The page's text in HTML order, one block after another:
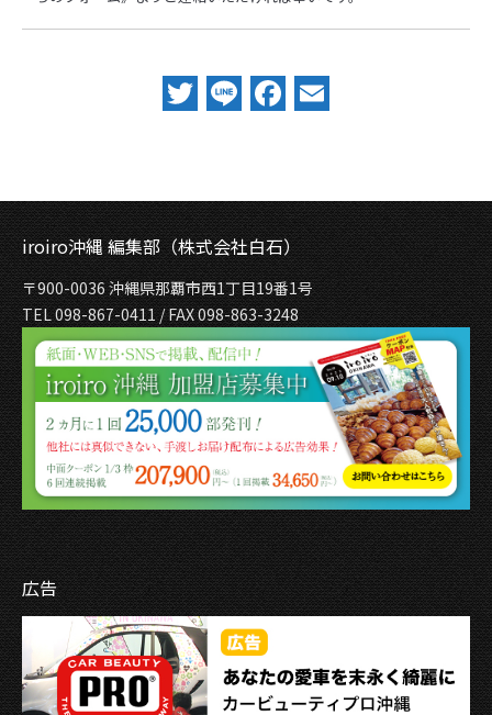
Twitter
LineFacebook
iroiro沖縄 編集部（株式会社白石）
〒900-0036 沖縄県那覇市西1丁目19番1号
TEL 098-867-0411 / FAX 098-863-3248
広告